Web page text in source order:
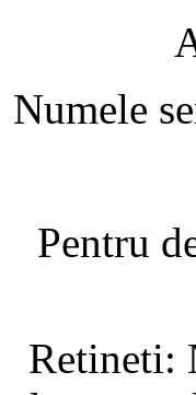
Numele
Pentru
Retineti: